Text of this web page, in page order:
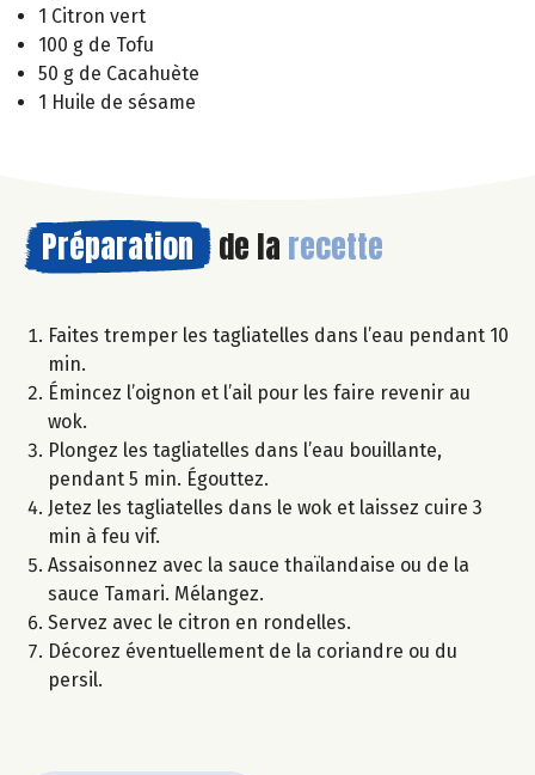
1 Citron vert
100 g de Tofu
50 g de Cacahuète
1 Huile de sésame
Préparation de la recette
Faites tremper les tagliatelles dans l’eau pendant 10
min.
Émincez l’oignon et l’ail pour les faire revenir au
wok.
Plongez les tagliatelles dans l’eau bouillante,
pendant 5 min. Égouttez.
Jetez les tagliatelles dans le wok et laissez cuire 3
min à feu vif.
Assaisonnez avec la sauce thaïlandaise ou de la
sauce Tamari. Mélangez.
Servez avec le citron en rondelles.
Décorez éventuellement de la coriandre ou du
persil.